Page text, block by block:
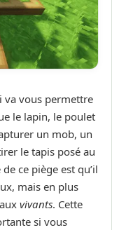
va vous permettre
le lapin, le poulet
un mob, un
le tapis posé au
ce piège est qu’il
mais en plus
vivants. Cette
si vous